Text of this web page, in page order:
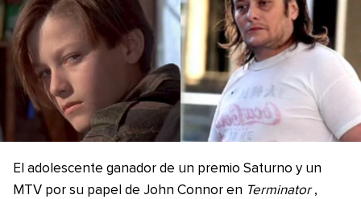
El adolescente ganador de un premio Saturno y un
MTV por su papel de John Connor en Terminator ,